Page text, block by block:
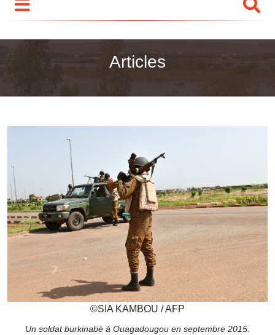
Articles
©SIA KAMBOU / AFP
Un soldat burkinabè à Ouagadougou en septembre 2015.